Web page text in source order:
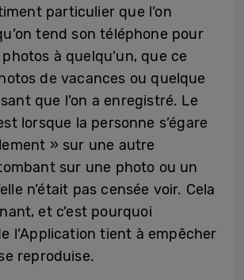
particulier que l’on
tend son téléphone pour
à quelqu’un, que ce
de vacances ou quelque
que l’on a enregistré. Le
lorsque la personne s’égare
» sur une autre
sur une photo ou un
n’était pas censée voir. Cela
et c’est pourquoi
l’Application tient à empêcher
reproduise.